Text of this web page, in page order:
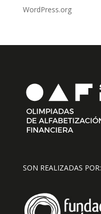
WordPress.org
SON REALIZADAS POR: